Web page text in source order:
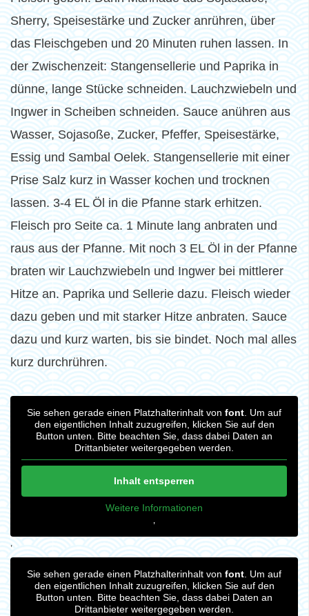
Sherry, Speisestärke und Zucker anrühren, über
das Fleischgeben und 20 Minuten ruhen lassen. In
der Zwischenzeit: Stangensellerie und Paprika in
dünne, lange Stücke schneiden. Lauchzwiebeln und
Ingwer in Scheiben schneiden. Sauce anühren aus
Wasser, Sojasoße, Zucker, Pfeffer, Speisestärke,
Essig und Sambal Oelek. Stangensellerie mit einer
Prise Salz kurz in Wasser kochen und trocknen
lassen. 3-4 EL Öl in die Pfanne stark erhitzen.
Fleisch pro Seite ca. 1 Minute lang anbraten und
raus aus der Pfanne. Mit noch 3 EL Öl in der Pfanne
braten wir Lauchzwiebeln und Ingwer bei mittlerer
Hitze an. Paprika und Sellerie dazu. Fleisch wieder
dazu geben und mit starker Hitze anbraten. Sauce
dazu und kurz warten, bis sie bindet. Noch mal alles
kurz durchrühren.
Sie sehen gerade einen Platzhalterinhalt von font . Um auf
den eigentlichen Inhalt zuzugreifen, klicken Sie auf den
Button unten. Bitte beachten Sie, dass dabei Daten an
Drittanbieter weitergegeben werden.
Inhalt entsperren
Weitere Informationen
Sie sehen gerade einen Platzhalterinhalt von font. Um auf
den eigentlichen Inhalt zuzugreifen, klicken Sie auf den
Button unten. Bitte beachten Sie, dass dabei Daten an
Drittanbieter weitergegeben werden.